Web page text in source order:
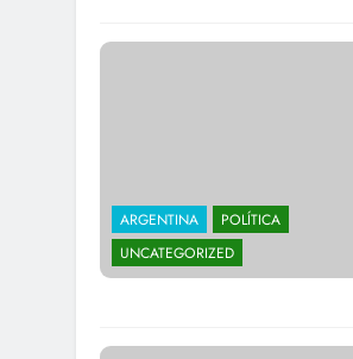
ARGENTINA
POLÍTICA
UNCATEGORIZED